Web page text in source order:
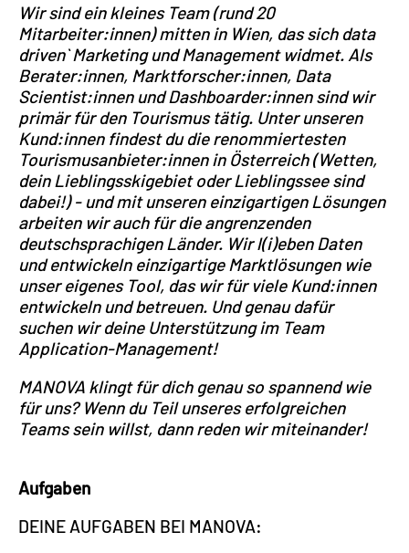
Wir sind ein kleines Team (rund 20
Mitarbeiter:innen) mitten in Wien, das sich data
driven`Marketing und Management widmet. Als
Berater:innen, Marktforscher:innen, Data
Scientist:innen undDashboarder:innen sind wir
primär für den Tourismus tätig. Unter unseren
Kund:innen findest du die renommiertesten
Tourismusanbieter:innen in Österreich (Wetten,
dein Lieblingsskigebiet oder Lieblingssee sind
dabei!) - und mit unseren einzigartigen Lösungen
arbeiten wir auch für die angrenzenden
deutschsprachigen Länder. Wir l(i)eben Daten
und entwickeln einzigartige Marktlösungen wie
unser eigenes Tool, das wir für viele Kund:innen
entwickeln und betreuen. Und genau dafür
suchen wir deine Unterstützung im Team
Application-Management!
MANOVA klingt für dich genau so spannend wie
für uns? Wenn du Teil unseres erfolgreichen
Teams sein willst, dann reden wir miteinander!
Aufgaben
DEINE AUFGABEN BEI MANOVA: